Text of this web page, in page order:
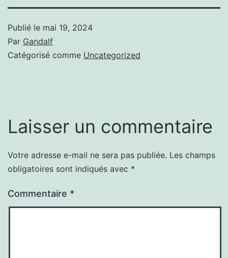
Publié le mai 19, 2024
Par Gandalf
Catégorisé comme Uncategorized
Laisser un commentaire
Votre adresse e-mail ne sera pas publiée. Les champs
obligatoires sont indiqués avec *
Commentaire *